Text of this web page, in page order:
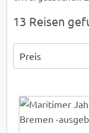
13 Reisen
Klaus Tetzner -
© EasyBUS